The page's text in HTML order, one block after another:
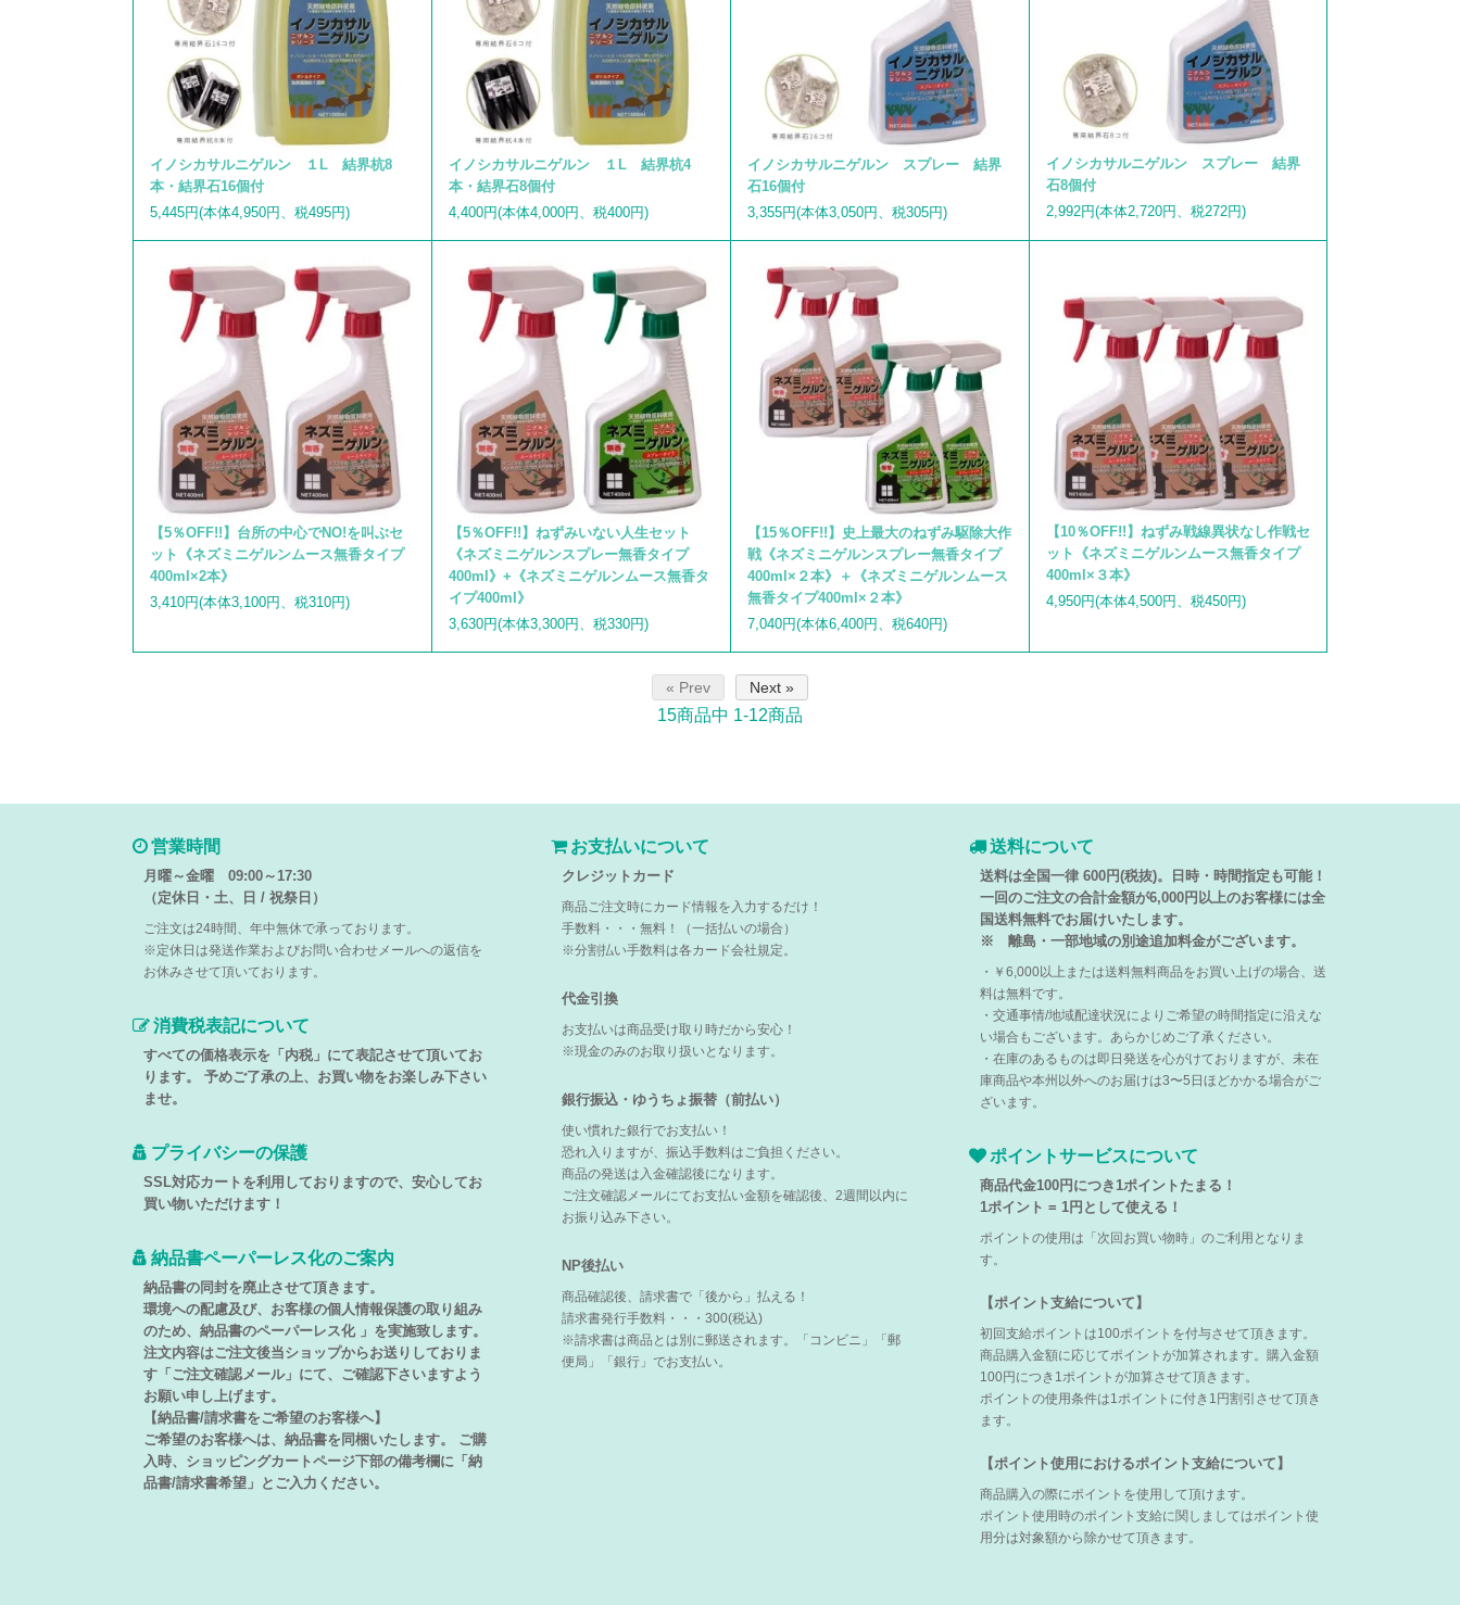
イノシカサルニゲルン １L 結界杭8
本・結界石16個付
5,445円(本体4,950円、税495円)
イノシカサルニゲルン １L 結界杭4
本・結界石8個付
4,400円(本体4,000円、税400円)
イノシカサルニゲルン スプレー 結界
石16個付
3,355円(本体3,050円、税305円)
イノシカサルニゲルン スプレー 結界
石8個付
2,992円(本体2,720円、税272円)
【5％OFF!!】台所の中心でNO!を叫ぶセ
ット《ネズミニゲルンムース無香タイプ
400ml×2本》
3,410円(本体3,100円、税310円)
【5％OFF!!】ねずみいない人生セット
《ネズミニゲルンスプレー無香タイプ
400ml》+《ネズミニゲルンムース無香タ
イプ400ml》
3,630円(本体3,300円、税330円)
【15％OFF!!】史上最大のねずみ駆除大作
戦《ネズミニゲルンスプレー無香タイプ
400ml×２本》＋《ネズミニゲルンムース
無香タイプ400ml×２本》
7,040円(本体6,400円、税640円)
【10％OFF!!】ねずみ戦線異状なし作戦セ
ット《ネズミニゲルンムース無香タイプ
400ml×３本》
4,950円(本体4,500円、税450円)
« Prev Next »
15商品中 1-12商品
営業時間
月曜～金曜 09:00～17:30
（定休日・土、日 / 祝祭日）
ご注文は24時間、年中無休で承っております。
※定休日は発送作業およびお問い合わせメールへの返信を
お休みさせて頂いております。
消費税表記について
すべての価格表示を「内税」にて表記させて頂いてお
ります。 予めご了承の上、お買い物をお楽しみ下さい
ませ。
プライバシーの保護
SSL対応カートを利用しておりますので、安心してお
買い物いただけます！
納品書ペーパーレス化のご案内
納品書の同封を廃止させて頂きます。
環境への配慮及び、お客様の個人情報保護の取り組み
のため、納品書のペーパーレス化 」を実施致します。
注文内容はご注文後当ショップからお送りしておりま
す「ご注文確認メール」にて、ご確認下さいますよう
お願い申し上げます。
【納品書/請求書をご希望のお客様へ】
ご希望のお客様へは、納品書を同梱いたします。 ご購
入時、ショッピングカートページ下部の備考欄に「納
品書/請求書希望」とご入力ください。
お支払いについて
クレジットカード
商品ご注文時にカード情報を入力するだけ！
手数料・・・無料！（一括払いの場合）
※分割払い手数料は各カード会社規定。
代金引換
お支払いは商品受け取り時だから安心！
※現金のみのお取り扱いとなります。
銀行振込・ゆうちょ振替（前払い）
使い慣れた銀行でお支払い！
恐れ入りますが、振込手数料はご負担ください。
商品の発送は入金確認後になります。
ご注文確認メールにてお支払い金額を確認後、2週間以内に
お振り込み下さい。
NP後払い
商品確認後、請求書で「後から」払える！
請求書発行手数料・・・300(税込)
※請求書は商品とは別に郵送されます。「コンビニ」「郵
便局」「銀行」でお支払い。
送料について
送料は全国一律 600円(税抜)。日時・時間指定も可能！
一回のご注文の合計金額が6,000円以上のお客様には全
国送料無料でお届けいたします。
※ 離島・一部地域の別途追加料金がございます。
・￥6,000以上または送料無料商品をお買い上げの場合、送
料は無料です。
・交通事情/地域配達状況によりご希望の時間指定に沿えな
い場合もございます。あらかじめご了承ください。
・在庫のあるものは即日発送を心がけておりますが、未在
庫商品や本州以外へのお届けは3〜5日ほどかかる場合がご
ざいます。
ポイントサービスについて
商品代金100円につき1ポイントたまる！
1ポイント = 1円として使える！
ポイントの使用は「次回お買い物時」のご利用となりま
す。
【ポイント支給について】
初回支給ポイントは100ポイントを付与させて頂きます。
商品購入金額に応じてポイントが加算されます。購入金額
100円につき1ポイントが加算させて頂きます。
ポイントの使用条件は1ポイントに付き1円割引させて頂き
ます。
【ポイント使用におけるポイント支給について】
商品購入の際にポイントを使用して頂けます。
ポイント使用時のポイント支給に関しましてはポイント使
用分は対象額から除かせて頂きます。